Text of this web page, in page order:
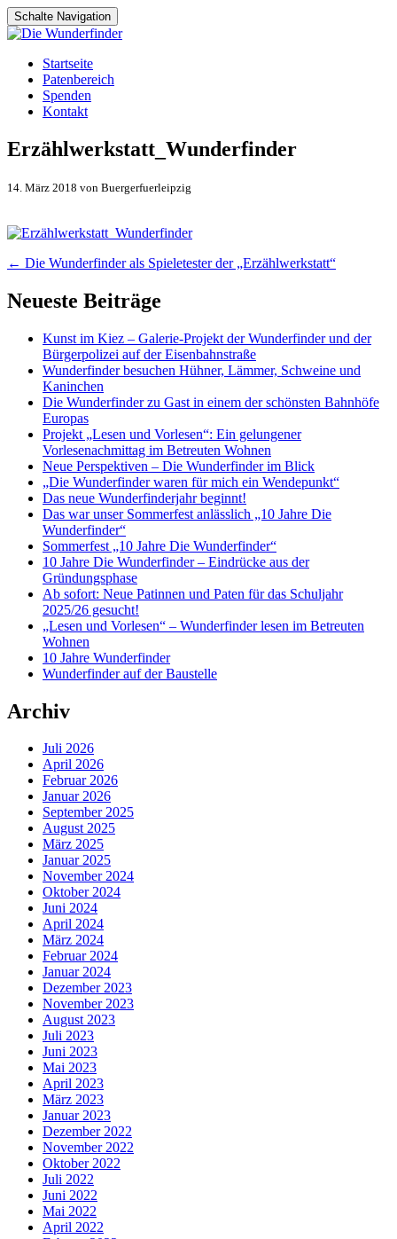
Schalte Navigation
Zum
Inhalt
springen
Startseite
Patenbereich
Spenden
Kontakt
Erzählwerkstatt_Wunderfinder
14. März 2018 von Buergerfuerleipzig
Artikel-
Navigation
← Die Wunderfinder als Spieletester der „Erzählwerkstatt“
Neueste Beiträge
Kunst im Kiez – Galerie-Projekt der Wunderfinder und der
Bürgerpolizei auf der Eisenbahnstraße
Wunderfinder besuchen Hühner, Lämmer, Schweine und
Kaninchen
Die Wunderfinder zu Gast in einem der schönsten Bahnhöfe
Europas
Projekt „Lesen und Vorlesen“: Ein gelungener
Vorlesenachmittag im Betreuten Wohnen
Neue Perspektiven – Die Wunderfinder im Blick
„Die Wunderfinder waren für mich ein Wendepunkt“
Das neue Wunderfinderjahr beginnt!
Das war unser Sommerfest anlässlich „10 Jahre Die
Wunderfinder“
Sommerfest „10 Jahre Die Wunderfinder“
10 Jahre Die Wunderfinder – Eindrücke aus der
Gründungsphase
Ab sofort: Neue Patinnen und Paten für das Schuljahr
2025/26 gesucht!
„Lesen und Vorlesen“ – Wunderfinder lesen im Betreuten
Wohnen
10 Jahre Wunderfinder
Wunderfinder auf der Baustelle
Archiv
Juli 2026
April 2026
Februar 2026
Januar 2026
September 2025
August 2025
März 2025
Januar 2025
November 2024
Oktober 2024
Juni 2024
April 2024
März 2024
Februar 2024
Januar 2024
Dezember 2023
November 2023
August 2023
Juli 2023
Juni 2023
Mai 2023
April 2023
März 2023
Januar 2023
Dezember 2022
November 2022
Oktober 2022
Juli 2022
Juni 2022
Mai 2022
April 2022